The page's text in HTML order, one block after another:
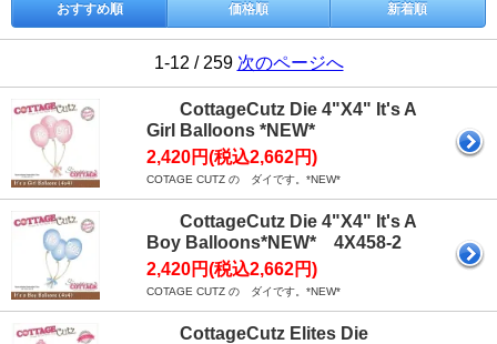
おすすめ順 価格順 新着順
1-12 / 259 次のページへ
CottageCutz Die 4"X4" It's A
Girl Balloons *NEW*
2,420円(税込2,662円)
COTAGE CUTZ の ダイです。*NEW*
CottageCutz Die 4"X4" It's A
Boy Balloons*NEW* 4X458-2
2,420円(税込2,662円)
COTAGE CUTZ の ダイです。*NEW*
CottageCutz Elites Die